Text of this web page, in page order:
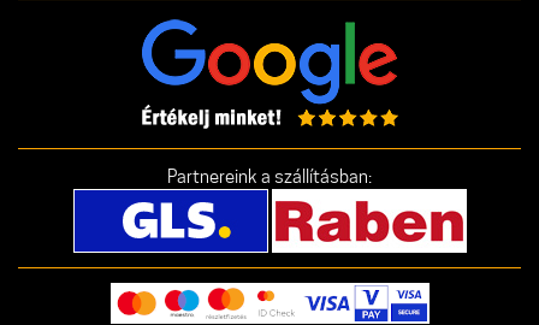
Partnereink a szállításban: